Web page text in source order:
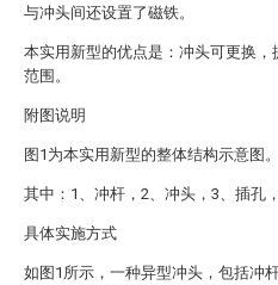
与冲头间还设置了磁铁。
本实用新型的优点是：冲头可更换，
范围。
附图说明
图1为本实用新型的整体结构示意图。
其中：1、冲杆，2、冲头，3、插孔
具体实施方式
如图1所示，一种异型冲头，包括冲